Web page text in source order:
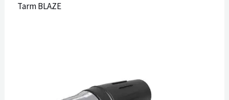
Tarm BLAZE